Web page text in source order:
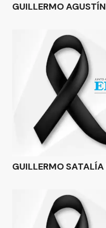
GUILLERMO
GUILLERMO SATALÍA